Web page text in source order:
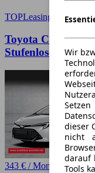
Wir
dieser
nicht
darauf
Tools
TOPLeasing
Toyota Corolla
Stufenloses
343 € / Monat